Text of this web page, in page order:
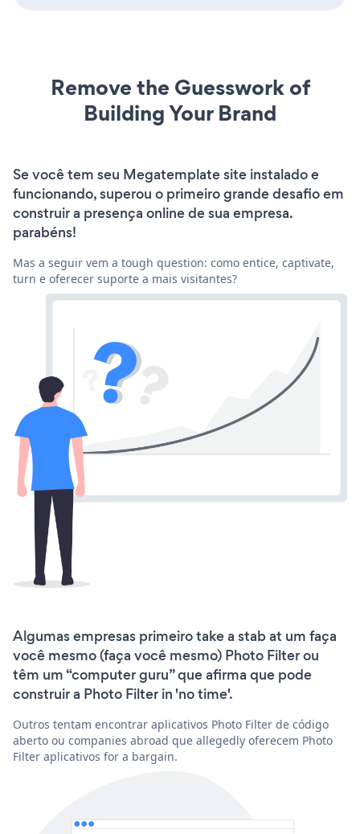
Remove the Guesswork of
Building Your Brand
Se você tem seu Megatemplate site instalado e
funcionando, superou o primeiro grande desafio em
construir a presença online de sua empresa.
parabéns!
Mas a seguir vem a tough question: como entice, captivate,
turn e oferecer suporte a mais visitantes?
Algumas empresas primeiro take a stab at um faça
você mesmo (faça você mesmo) Photo Filter ou
têm um “computer guru” que afirma que pode
construir a Photo Filter in 'no time'.
Outros tentam encontrar aplicativos Photo Filter de código
aberto ou companies abroad que allegedly oferecem Photo
Filter aplicativos for a bargain.